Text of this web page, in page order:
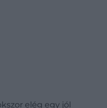
elég egy jól